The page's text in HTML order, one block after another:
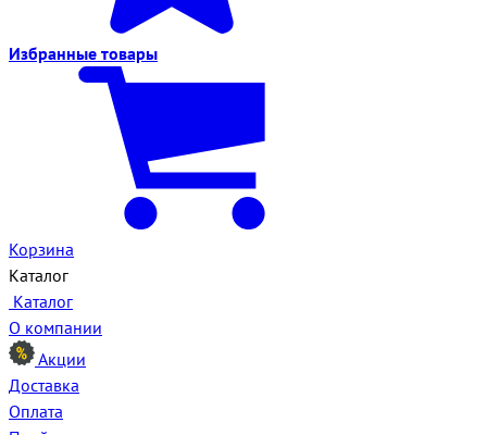
Избранные товары
Корзина
Каталог
Каталог
О компании
Акции
Доставка
Оплата